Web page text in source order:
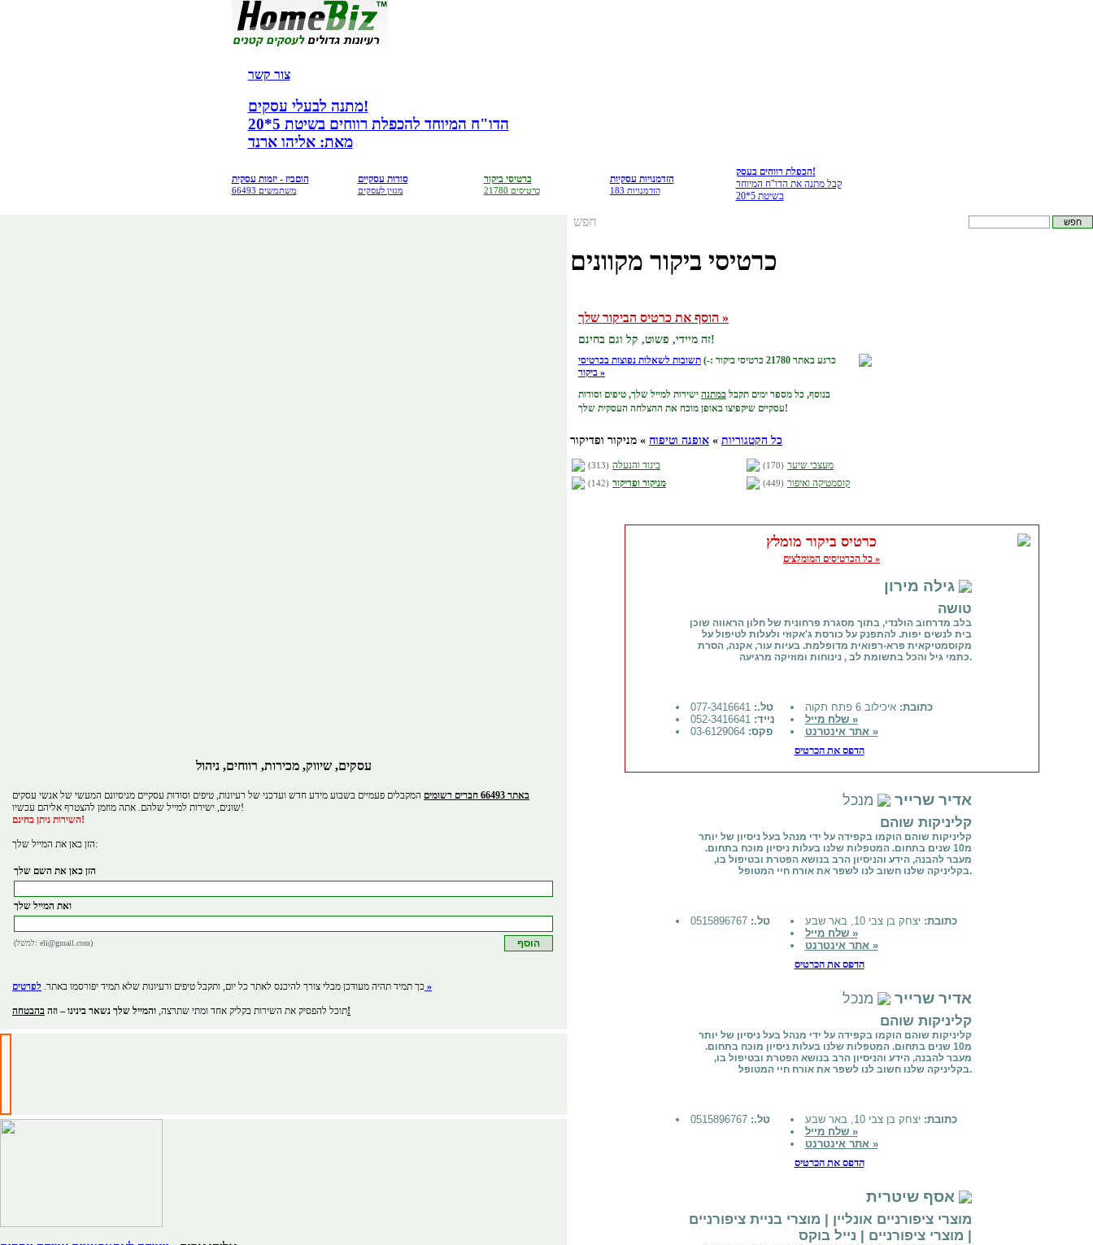
צור קשר
מתנה לבעלי עסקים!
הדו"ח המיוחד להכפלת רווחים בשיטת 5*20
מאת: אליהו ארנד
הוםביז - יזמות עסקית
66493 משתמשים
סודות עסקיים
מגזין לעסקים
כרטיסי ביקור
21780 כרטיסים
הזדמנויות עסקיות
183 הזדמנויות
הכפלת רווחים בעסק!
קבל מתנה את הדו"ח המיוחד
בשיטת 5*20
עסקים, שיווק, מכירות, רווחים, ניהול
באתר 66493 חברים רשומים
המקבלים פעמיים בשבוע מידע חדש ועדכני של רעיונות, טיפים וסודות עסקיים מניסיונם המעשי של אנשי עסקים
שונים, ישירות למייל שלהם. אתה מוזמן להצטרף אליהם עכשיו!
השירות ניתן בחינם!
הזן כאן את המייל שלך:
הזן כאן את השם שלך
ואת המייל שלך
(למשל: eli@gmail.com)
כך תמיד תהיה מעודכן מבלי צורך להיכנס לאתר כל יום, ותקבל טיפים ורעיונות שלא תמיד יפורסמו באתר. לפרטים »
תוכל להפסיק את השירות בקליק אחד ומתי שתרצה, והמייל שלך נשאר בינינו – וזה בהבטחה!
כרטיסי ביקור מקוונים
הוסף את כרטיס הביקור שלך »
זה מיידי, פשוט, קל וגם בחינם!
כרגע באתר 21780 כרטיסי ביקור :-)
תשובות לשאלות נפוצות בכרטיסי
ביקור »
בנוסף, כל מספר ימים תקבל במתנה ישירות למייל שלך, טיפים וסודות
עסקיים שיקפיצו באופן מוכח את ההצלחה העסקית שלך!
כל הקטגוריות » אופנה וטיפוח » מניקור ופדיקור
ביגוד והנעלה (313)
מניקור ופדיקור (142)
מעצבי שיער (170)
קוסמטיקה ואיפור (449)
כרטיס ביקור מומלץ
כל הכרטיסים המומלצים »
גילה מירון
טושה
בלב מדרחוב הולנדי, בתוך מסגרת פרחונית של חלון הראווה שוכן
בית לנשים יפות. להתפנק על כורסת ג'אקוזי ולעלות לטיפול על
מקוסמטיקאית פרא-רפואית מדופלמת. בעיות עור, אקנה, הסרת
כתמי גיל והכל בתשומת לב , נינוחות ומוזיקה מרגיעה.
טל.:
נייד:
פקס: 03-6129064
כתובת: איכילוב 6 פתח תקוה
שלח מייל »
אתר אינטרנט »
הדפס את הכרטיס
אדיר שרייר מנכל
קליניקות שוהם
קליניקות שוהם הוקמו בקפידה על ידי מנהל בעל ניסיון של יותר
מ10 שנים בתחום. המטפלות שלנו בעלות ניסיון מוכח בתחום.
מעבר להבנה, הידע והניסיון הרב בנושא הפטרת ובטיפול בו,
בקליניקה שלנו חשוב לנו לשפר את אורח חיי המטופל.
טל.: 0515896767 כתובת: יצחק בן צבי 10, באר שבע
שלח מייל »
אתר אינטרנט »
הדפס את הכרטיס
אדיר שרייר מנכל
קליניקות שוהם
קליניקות שוהם הוקמו בקפידה על ידי מנהל בעל ניסיון של יותר
מ10 שנים בתחום. המטפלות שלנו בעלות ניסיון מוכח בתחום.
מעבר להבנה, הידע והניסיון הרב בנושא הפטרת ובטיפול בו,
בקליניקה שלנו חשוב לנו לשפר את אורח חיי המטופל.
טל.: 0515896767 כתובת: יצחק בן צבי 10, באר שבע
שלח מייל »
אתר אינטרנט »
הדפס את הכרטיס
מוצרי ציפורניים אונליין | מוצרי בניית ציפורניים
| מוצרי ציפורניים | נייל בוקס